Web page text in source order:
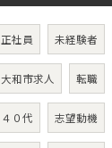
正社員 未経験者
大和市求人 転職
４０代 志望動機